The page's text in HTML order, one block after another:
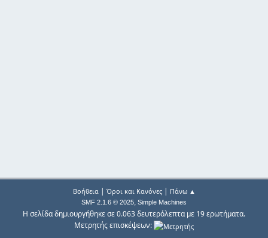
Βοήθεια| Όροι και Κανόνες| Πάνω ▲
SMF 2.1.6 © 2025, Simple Machines
Η σελίδα δημιουργήθηκε σε 0.063 δευτερόλεπτα με 19 ερωτήματα.
Μετρητής επισκέψεων: